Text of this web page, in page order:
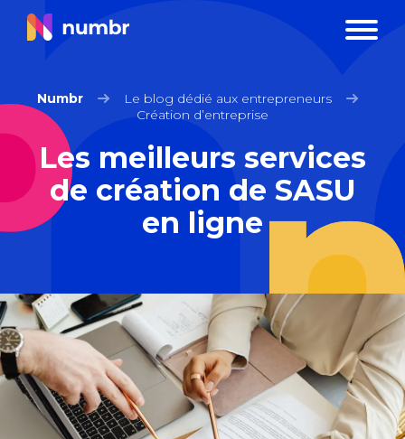
Numbr
Le blog dédié aux entrepreneurs
Création d’entreprise
Les meilleurs services
de création de SASU
en ligne